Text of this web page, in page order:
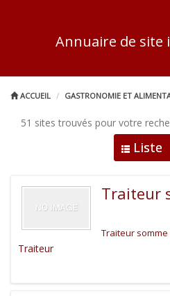
Annuaire de site
ACCUEIL GASTRONOMIE ET
51 sites trouvés pour votre
Liste
Traiteur
Traiteur somme
Traiteur